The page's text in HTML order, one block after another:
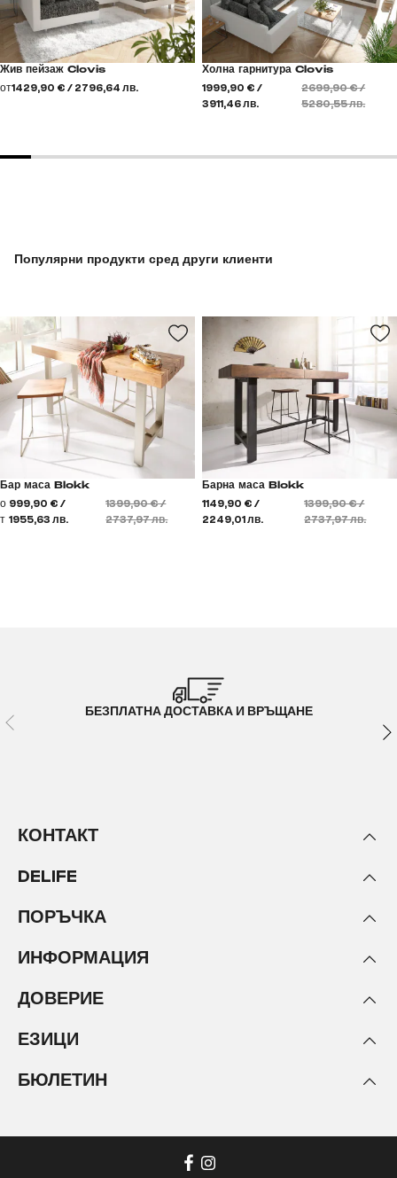
Популярни продукти сред други клиенти
Бар маса Blokk
о
т
999,90 € /
1955,63 лв.
1399,90 € /
2737,97 лв.
Барна маса Blokk
1149,90 € /
2249,01 лв.
1399,90 € /
2737,97 лв.
Жив пейзаж Clovis
от1429,90 € / 2796,64 лв.
Холна гарнитура Clovis
1999,90 € /
3911,46 лв.
2699,90 € /
5280,55 лв.
БЕЗПЛАТНА ДОСТАВКА И ВРЪЩАНЕ
КОНТАКТ
DELIFE
ПОРЪЧКА
ИНФОРМАЦИЯ
ДОВЕРИЕ
ЕЗИЦИ
БЮЛЕТИН